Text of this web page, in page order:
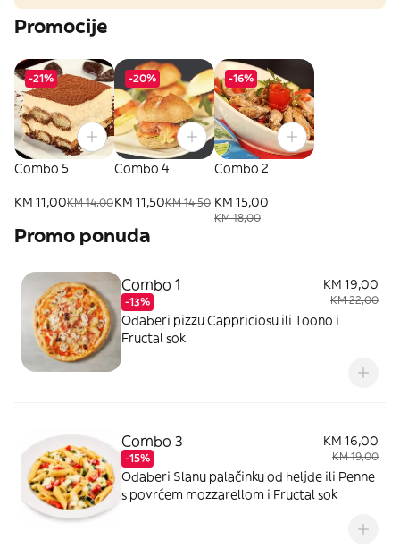
Promocije
-21%
Combo 5
KM 11,00KM 14,00
-20%
Combo 4
KM 11,50KM 14,50
-16%
Combo 2
KM 15,00
KM 18,00
Promo ponuda
Combo 1
-13%
KM 19,00
KM 22,00
Odaberi pizzu Cappriciosu ili Toono i
Fructal sok
Combo 3
-15%
KM 16,00
KM 19,00
Odaberi Slanu palačinku od heljde ili Penne
s povrćem mozzarellom i Fructal sok